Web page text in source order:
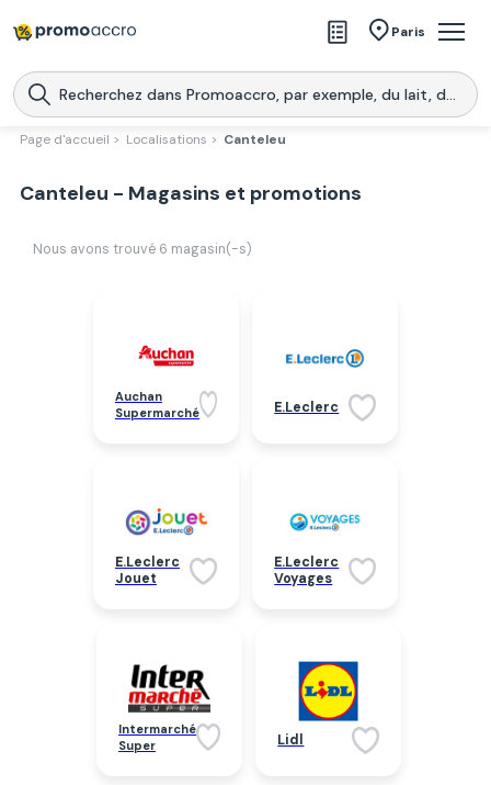
Paris
Magasins
Produits
Promoaccro
l'application
Page d'accueil > Localisations > Canteleu
Canteleu - Magasins et promotions
Nous avons trouvé 6 magasin(-s)
Auchan
Supermarché
E.Leclerc
E.Leclerc
Jouet
E.Leclerc
Voyages
Intermarché
Super
Lidl